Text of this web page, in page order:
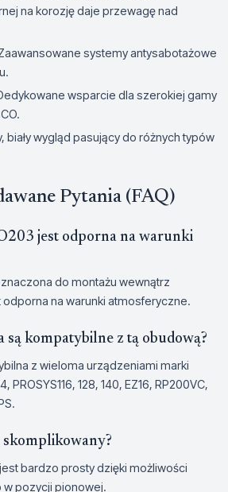
na korozję daje przewagę nad
systemy antysabotażowe
wsparcie dla szerokiej gamy
biały wygląd pasujący do różnych typów
Pytania (FAQ)
jest odporna na warunki
do montażu wewnątrz
na warunki atmosferyczne.
są kompatybilne z tą obudową?
z wieloma urządzeniami marki
PROSYS116, 128, 140, EZ16, RP200VC,
skomplikowany?
bardzo prosty dzięki możliwości
w pozycji pionowej.